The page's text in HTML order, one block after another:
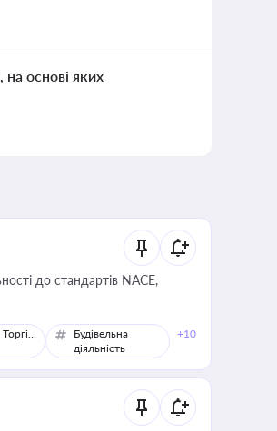
на основі яких
до стандартів NACE,
Торгівля
Будівельна
діяльність
+10